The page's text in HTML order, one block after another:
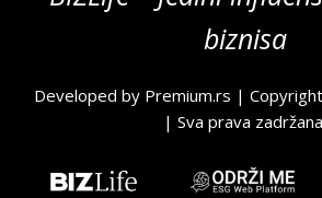
biznisa
Developed by Premium.rs |
| Sva prava